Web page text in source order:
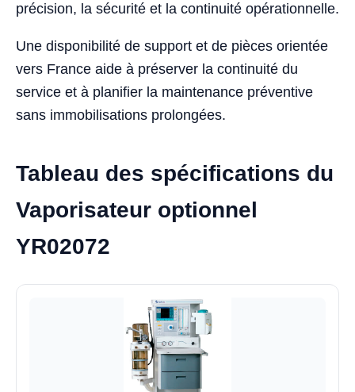
précision, la sécurité et la continuité opérationnelle.
Une disponibilité de support et de pièces orientée
vers France aide à préserver la continuité du
service et à planifier la maintenance préventive
sans immobilisations prolongées.
Tableau des spécifications du
Vaporisateur optionnel
YR02072